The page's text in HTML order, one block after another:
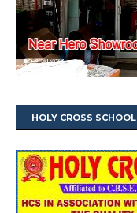
HOLY CROSS SCHOOL